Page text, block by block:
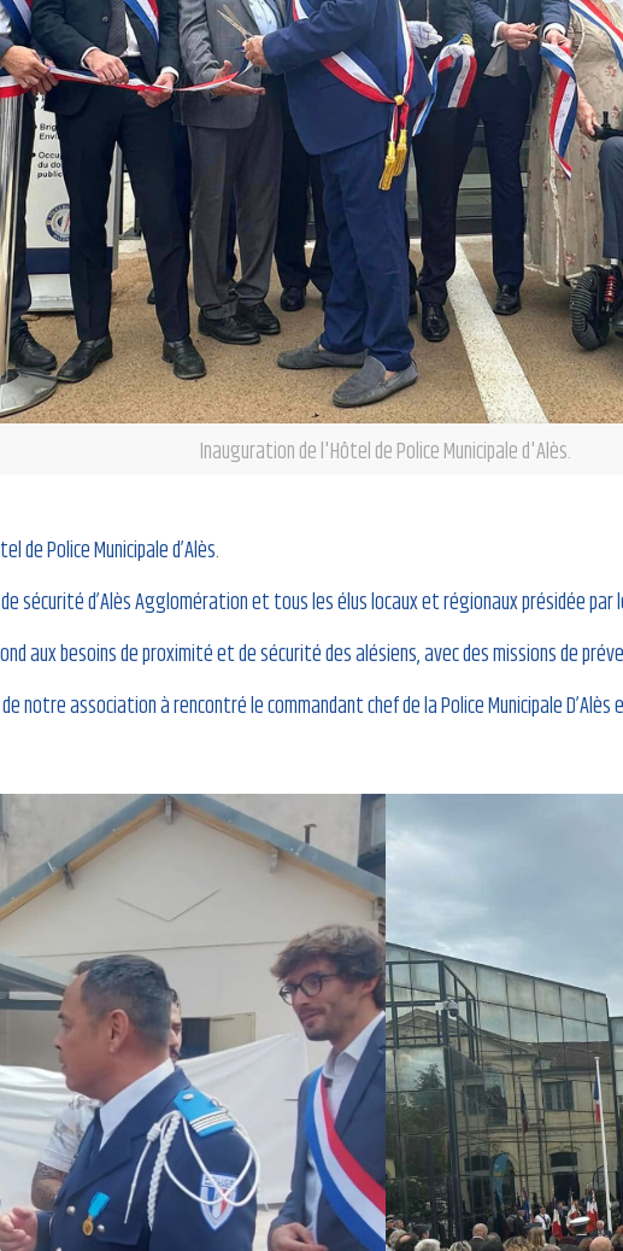
Inauguration de l'Hôtel de Police Municipale d'Alès.
de Police Municipale d’Alès.
sécurité d’Alès Agglomération et tous les élus locaux et régionaux présidée par
aux besoins de proximité et de sécurité des alésiens, avec des missions de
notre association à rencontré le commandant chef de la Police Municipale